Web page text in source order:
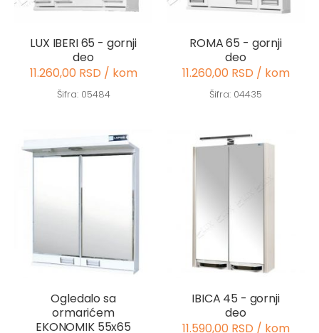
LUX IBERI 65 - gornji
deo
11.260,00 RSD / kom
Šifra: 05484
ROMA 65 - gornji
deo
11.260,00 RSD / kom
Šifra: 04435
Ogledalo sa
ormarićem
EKONOMIK 55x65
IBICA 45 - gornji
deo
11.590,00 RSD / kom